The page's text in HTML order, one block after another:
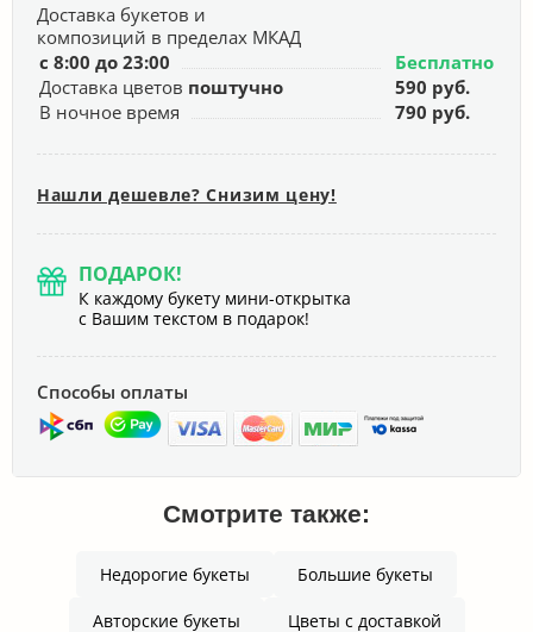
Доставка букетов и
композиций в пределах МКАД
с 8:00 до 23:00
Бесплатно
Доставка цветов поштучно
590 руб.
В ночное время
790 руб.
Нашли дешевле? Снизим цену!
ПОДАРОК!
К каждому букету мини-открытка
с Вашим текстом в подарок!
Способы оплаты
Смотрите также:
Недорогие букеты Большие букеты
Авторские букеты Цветы с доставкой